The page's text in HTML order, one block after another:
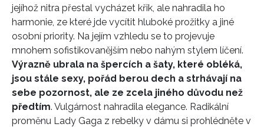
jejíhož nitra přestal vycházet křik, ale nahradila ho
harmonie, ze které jde vycítit hluboké prožitky a jiné
osobní priority. Na jejím vzhledu se to projevuje
mnohem sofistikovanějším nebo nahým stylem líčení.
Výrazně ubrala na špercích a šaty, které obléká,
jsou stále sexy, pořád berou dech a strhávají na
sebe pozornost, ale ze zcela jiného důvodu než
předtím. Vulgárnost nahradila elegance. Radikální
proměnu Lady Gaga z rebelky v dámu si prohlédněte v